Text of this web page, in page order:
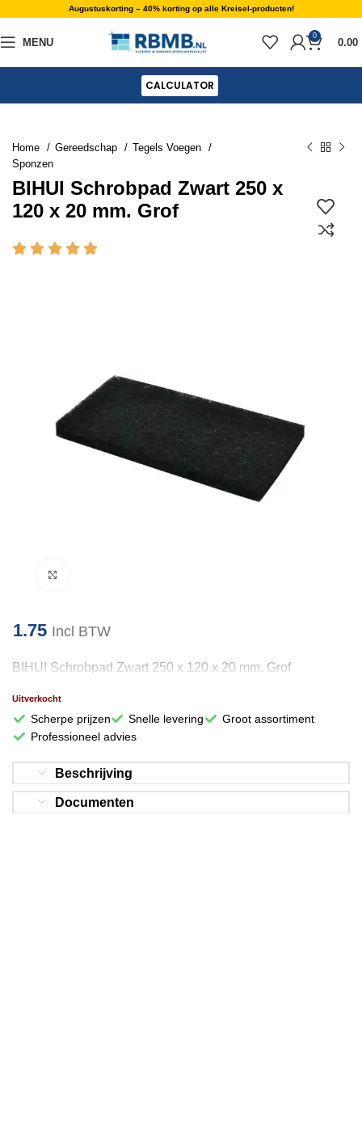
Augustuskorting – 40% korting op alle Kreisel-producten!
MENU
0
0.00
CALCULATOR
Home Gereedschap
Tegels Voegen
Sponzen
BIHUI Schrobpad Zwart 250 x
120 x 20 mm. Grof
1.75 Incl BTW
BIHUI Schrobpad Zwart 250 x 120 x 20 mm. Grof
Uitverkocht
Scherpe prijzen Snelle levering
Groot assortiment
Professioneel advies
Beschrijving
Documenten